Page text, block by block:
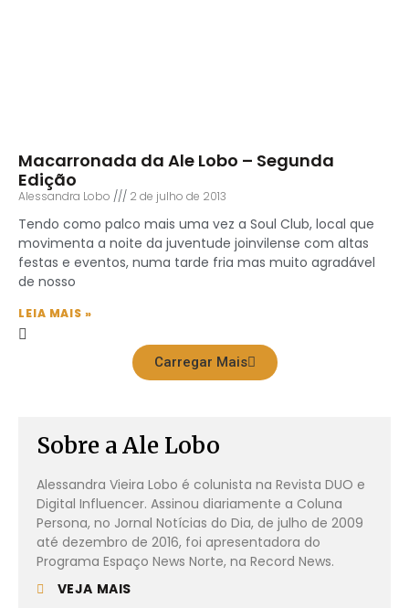
Macarronada da Ale Lobo – Segunda
Edição
Alessandra Lobo 2 de julho de 2013
Tendo como palco mais uma vez a Soul Club, local que
movimenta a noite da juventude joinvilense com altas
festas e eventos, numa tarde fria mas muito agradável
de nosso
LEIA MAIS »
Carregar Mais
Sobre a Ale Lobo
Alessandra Vieira Lobo é colunista na Revista DUO e
Digital Influencer. Assinou diariamente a Coluna
Persona, no Jornal Notícias do Dia, de julho de 2009
até dezembro de 2016, foi apresentadora do
Programa Espaço News Norte, na Record News.
VEJA MAIS